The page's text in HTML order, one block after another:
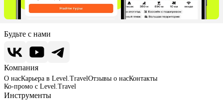
Будьте с нами
Компания
О насКарьера в Level.TravelОтзывы о насКонтакты
Ко-промо с Level.Travel
Инструменты